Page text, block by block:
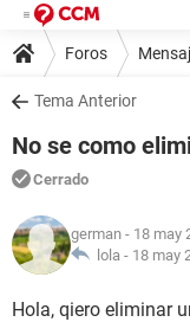
Foros
Tema Anterior
No se como
Cerrado
german - 18 may
lola - 18 may
Hola, qiero eliminar